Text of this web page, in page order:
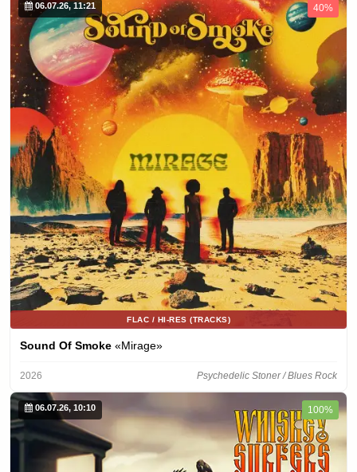
06.07.26, 11:21 40%
FLAC / HI-RES (TRACKS)
Sound Of Smoke «Mirage»
2026 Psychedelic Stoner / Blues Rock
06.07.26, 10:10 100%